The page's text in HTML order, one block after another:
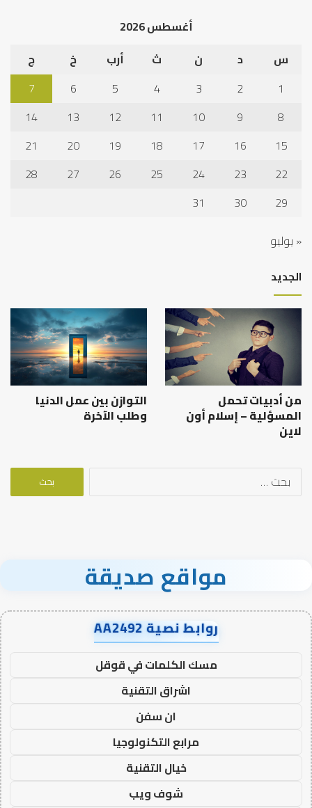
أغسطس 2026
س
د ن ث أرب خ
ج
1
2
3
4
5
6
7
8
9
10
11
12
13
14
15
16
17
18
19
20
21
22
23
24
25
26
27
28
29
30
31
« يوليو
الجديد
من أدبيات تحمل
المسؤلية – إسلام أون
لاين
التوازن بين عمل الدنيا
وطلب الآخرة
البحث
مواقع صديقة
روابط نصية AA2492
مسك الكلمات في قوقل
اشراق التقنية
ان سفن
مرابع التكنولوجيا
خيال التقنية
شوف ويب